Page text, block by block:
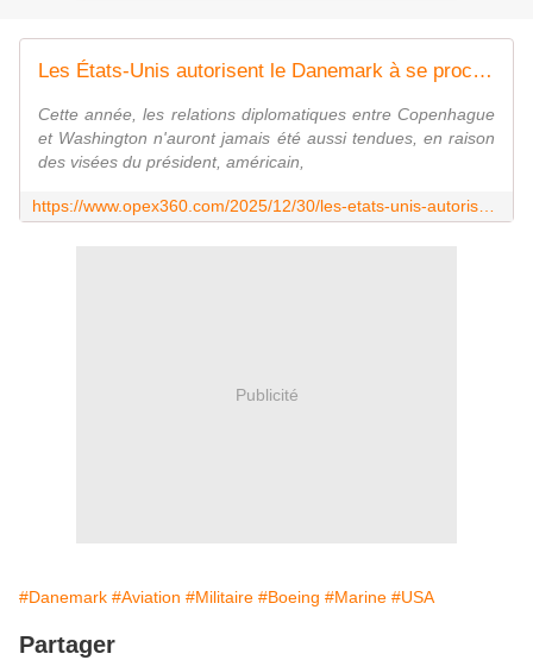
Les États-Unis autorisent le Danemark à se procurer trois avions de patrouille maritime P-8A Poseidon - Zone Militaire
Cette année, les relations diplomatiques entre Copenhague
et Washington n'auront jamais été aussi tendues, en raison
des visées du président, américain,
Publicité
#Danemark #Aviation #Militaire #Boeing #Marine #USA
Partager